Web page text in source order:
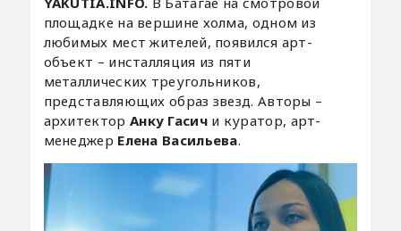
площадке на вершине холма, одном из
любимых мест жителей, появился арт-
объект – инсталляция из пяти
металлических треугольников,
представляющих образ звезд. Авторы –
архитектор Анку Гасичи куратор, арт-
менеджер Елена Васильева.